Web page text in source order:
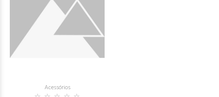
Acessórios